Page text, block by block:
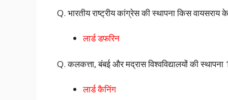
Q. भारतीय राष्ट्रीय कांग्रेस की स्थापना किस
लार्ड डफरिन
Q. कलकत्ता, बंबई और मद्रास विश्वविद्यालयों की
लार्ड कैनिंग